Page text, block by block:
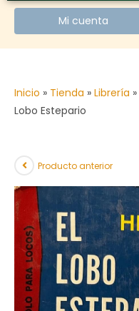
Mi cuenta
Inicio » Tienda » Librería »
Lobo Estepario
Producto anterior